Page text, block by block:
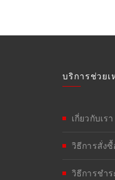
บริการช่วยเ
เกี่ยวกับเรา
วิธีการสั่งซื้
วิธีการชำร